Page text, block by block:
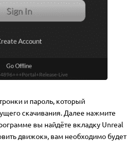
и пароль, который
скачивания. Далее нажмите
вы найдёте вкладку Unreal
движок», вам необходимо будет